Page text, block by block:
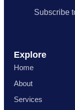
Subscribe
Explore
Home
About
Services